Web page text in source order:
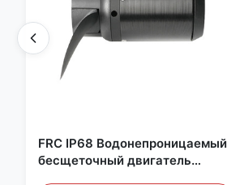
FRC IP68 Водонепроницаемый
бесщеточный двигатель